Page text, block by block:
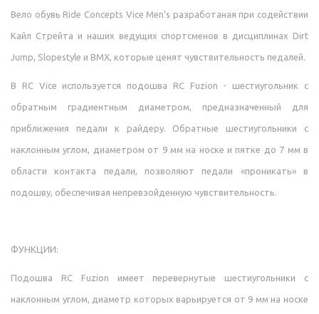
Вело обувь Ride Concepts Vice Men's разработаная при содействии
Кайл Стрейта и наших ведущих спортсменов в дисциплинах Dirt
Jump, Slopestyle и BMX, которые ценят чувствительность педалей.
В RC Vice используется подошва RC Fuzion - шестиугольник с
обратным градиентным диаметром, предназначенный для
приближения педали к райдеру. Обратные шестиугольники с
наклонным углом, диаметром от 9 мм на носке и пятке до 7 мм в
области контакта педали, позволяют педали «проникать» в
подошву, обеспечивая непревзойденную чувствительность.
ФУНКЦИИ:
Подошва RC Fuzion имеет перевернутые шестиугольники с
наклонным углом, диаметр которых варьируется от 9 мм на носке